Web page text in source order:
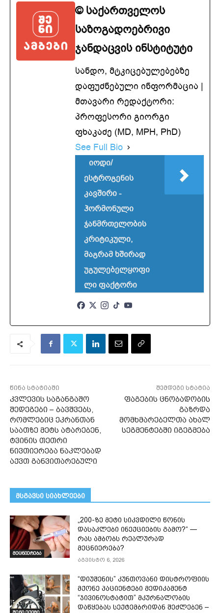
© საქართველოს
საზოგადოებრივი
ჯანდაცვის ინსტიტუტი
სანდო, მტკიცებულებებზე
დაფუძნებული ინფორმაცია |
მთავარი რედაქტორი:
პროფესორი გიორგი
ფხაკაძე (MD, MPH, PhD)
See Full Bio
იოდი/
ესტროგენის
კავშირი -
ჰორმონული
ჯანმრთელობის
კრიტიკული,
მაგრამ ხშირად
უგულებელყოფი
ლი ფაქტორი
წინა სტატიაში
კვლევის საგანგაშო
შედეგები – ბავშვებს,
რომლებიც ეკრანთან
საათზე მეტს ატარებენ,
ტვინის თეთრი
ნივთიერება ნაკლებად
აქვთ განვითარებული
შემდეგი სტატია
ფაგების ცნობადობის
გაზრდა
მომხმარებელთა ახალ
სეგმენტებში იგეგმება
მსგავსი სიახლეები
მეცნიერება
„200-ზე მეტი სიკვდილი წონის
დასაკლები ინექციების გამო?“ —
რას ამბობს რეალურად
მეცნიერება?
აგვისტო 6, 2026
“დიუშენის” კუნთოვანი დისტროფიის
მქონე პაციენტები მედიკამენტ
“ჯივინოსტატით” მკურნალობის
დაწყებას სექტემბრიდან შეძლებენ –